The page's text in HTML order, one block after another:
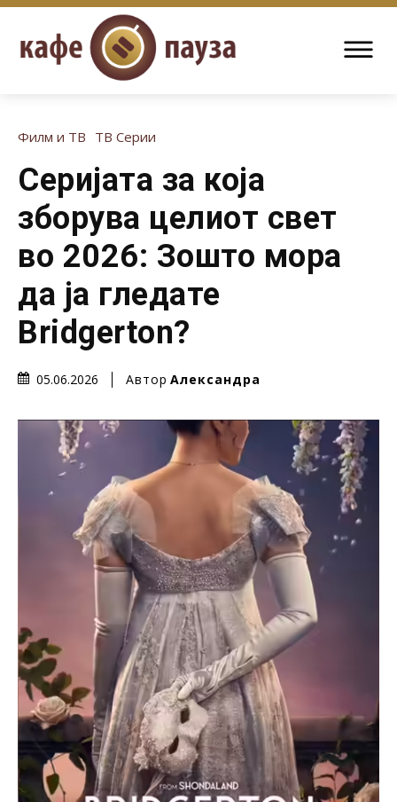
Филм и ТВ ТВ Серии
Серијата за која
зборува целиот свет
во 2026: Зошто мора
да ја гледате
Bridgerton?
05.06.2026 Автор Александра